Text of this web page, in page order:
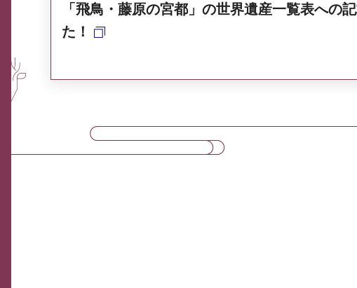
「飛鳥・藤原の宮都」の世界遺産一覧表への
た！